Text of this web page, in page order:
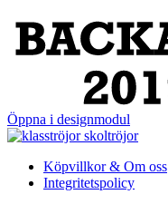
Öppna i designmodul
Köpvillkor & Om oss
Integritetspolicy